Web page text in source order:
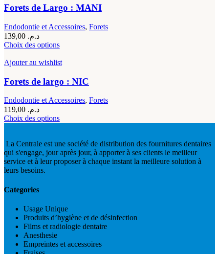
du
variations.
Les
options
peuvent
choisies
sur
la
page
du
Forets de Largo : MANI
Endodontie et Accessoires, Forets
د.م.
Choix des optionsCe
a
variations.
Les
options
peuvent
choisies
la
page
du
produit
Ajouter au wishlist
Forets de largo : NIC
Endodontie et Accessoires, Forets
د.م.
Choix des optionsCe
plusieurs
variations.
Les
sur
la
page
produit
La Centrale est une société de distribution des fournitures dentaires
qui s'engage, jour après jour, à apporter à ses clients le meilleur
service et à leur proposer à chaque instant la meilleure solution à
leurs besoins.
Categories
Usage Unique
Produits d’hygiène et de désinfection
Films et radiologie dentaire
Anesthesie
Empreintes et accessoires